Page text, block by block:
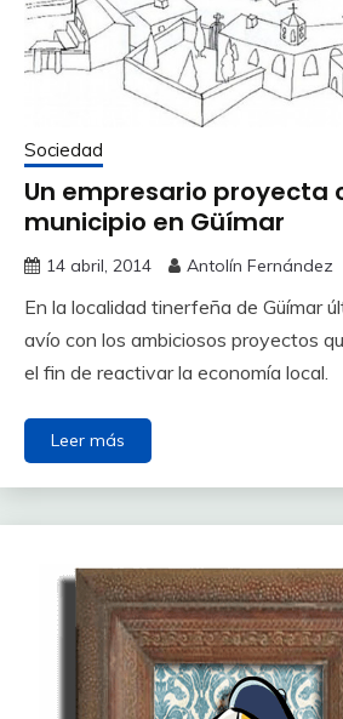
Sociedad
Un empresario proyecta
municipio en Güímar
14 abril, 2014 Antolín Fernández
En la localidad tinerfeña de Güímar
avío con los ambiciosos proyectos
el fin de reactivar la economía local.
Leer más